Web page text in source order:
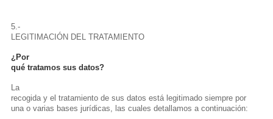
5.-
LEGITIMACIÓN DEL TRATAMIENTO
¿Por
qué tratamos sus datos?
La
recogida y el tratamiento de sus datos está legitimado siempre por
una o varias bases jurídicas, las cuales detallamos a continuación: